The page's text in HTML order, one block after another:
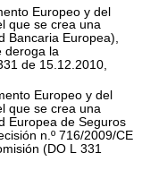
Europeo y del
que se crea una
Bancaria Europea),
deroga la
de 15.12.2010,
Europeo y del
que se crea una
Europea de Seguros
n.º 716/2009/CE
(DO L 331